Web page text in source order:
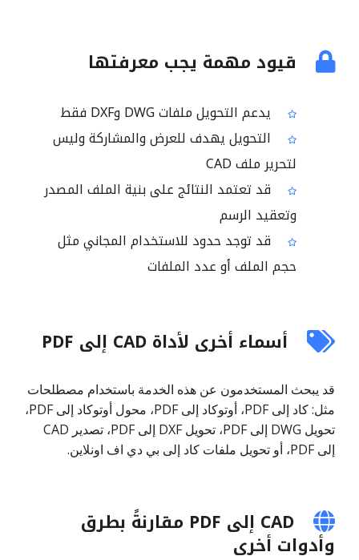
قيود مهمة يجب معرفتها
يدعم التحويل ملفات DWG وDXF فقط
التحويل يهدف للعرض والمشاركة وليس
لتحرير ملف CAD
قد تعتمد النتائج على بنية الملف المصدر
وتعقيد الرسم
قد توجد حدود للاستخدام المجاني مثل
حجم الملف أو عدد الملفات
أسماء أخرى لأداة CAD إلى PDF
قد يبحث المستخدمون عن هذه الخدمة باستخدام مصطلحات
مثل: كاد إلى PDF، أوتوكاد إلى PDF، محول أوتوكاد إلى PDF،
تحويل DWG إلى PDF، تحويل DXF إلى PDF، تصدير CAD
إلى PDF، أو تحويل ملفات كاد إلى بي دي اف اونلاين.
CAD إلى PDF مقارنةً بطرق
وأدوات أخرى